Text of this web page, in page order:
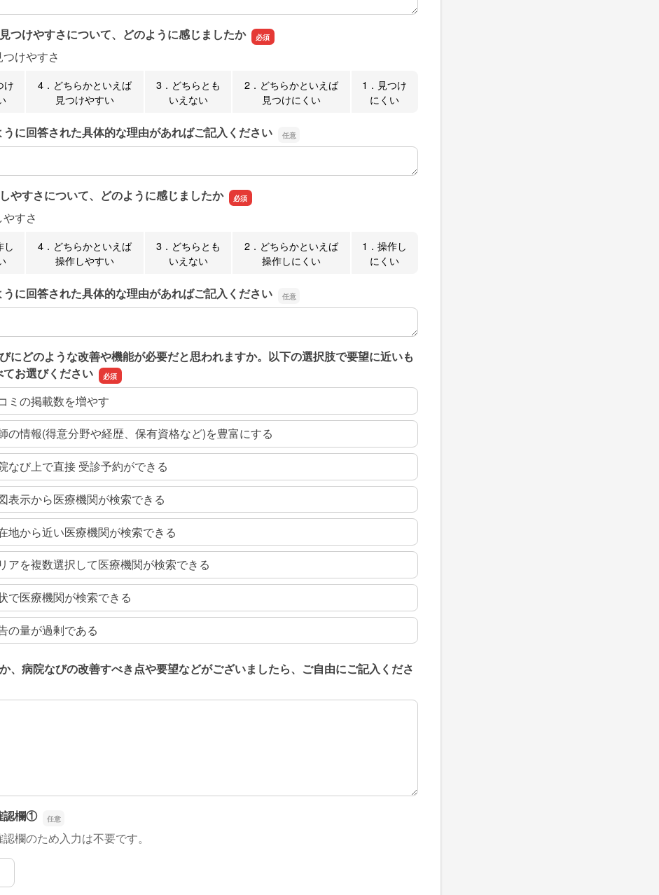
つけやすさについて、どのように感じましたか
けやすさ
け
4．どちらかといえば
見つけやすい
3．どちらとも
いえない
2．どちらかといえば
見つけにくい
1．見つけ
にくい
に回答された具体的な理由があればご記入ください
に回答された具体的な理由があればご記入ください
やすさについて、どのように感じましたか
すさ
し
4．どちらかといえば
操作しやすい
3．どちらとも
いえない
2．どちらかといえば
操作しにくい
1．操作し
にくい
に回答された具体的な理由があればご記入ください
に回答された具体的な理由があればご記入ください
にどのような改善や機能が必要だと思われますか。以下の選択肢で要望に近いも
お選びください
ミの掲載数を増やす
の情報(得意分野や経歴、保有資格など)を豊富にする
なび上で直接 受診予約ができる
表示から医療機関が検索できる
地から近い医療機関が検索できる
アを複数選択して医療機関が検索できる
で医療機関が検索できる
の量が過剰である
、病院なびの改善すべき点や要望などがございましたら、ご自由にご記入くださ
、病院なびの改善すべき点や要望などがございましたら、ご自由にご記入ください
認欄①
欄のため入力は不要です。
欄①